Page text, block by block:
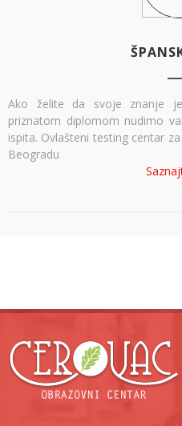
Ako želite da svoje znanje
priznatom diplomom nudimo
ispita. Ovlašteni testing centar
Beogradu